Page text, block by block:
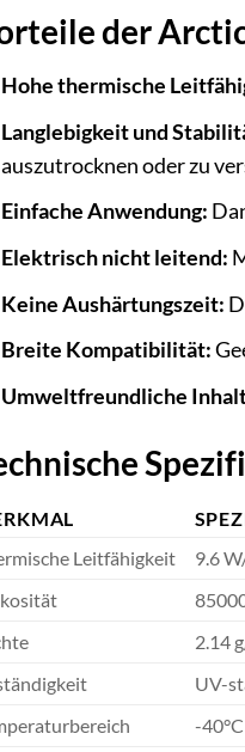
der
Hohe thermische
Langlebigkeit und
auszutrocknen oder zu
Einfache Anwendung:
Elektrisch nicht leitend:
Keine Aushärtungszeit:
Breite Kompatibilität:
Umweltfreundliche
Leitfähigkeit
9.6
2.14
UV-
-